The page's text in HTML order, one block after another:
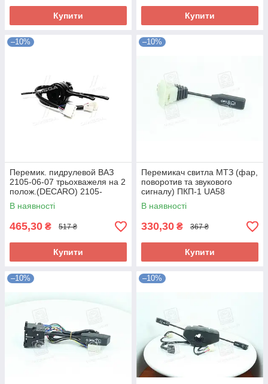
Купити Купити
–10%
Перемик. пидрулевой ВАЗ
2105-06-07 трьохважеля на 2
полож.(DECARO) 2105-
3709310-10 UA58
В наявності
465,30 ₴ 517 ₴
Купити
–10%
Перемикач свитла МТЗ (фар,
поворотив та звукового
сигналу) ПКП-1 UA58
В наявності
330,30 ₴ 367 ₴
Купити
–10% –10%